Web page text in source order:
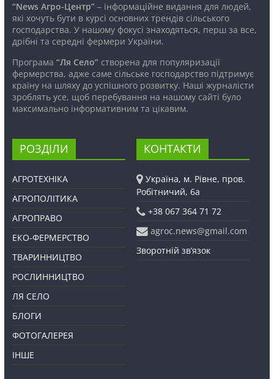
“News Агро-Центр”– інформаційне видання для людей,
які хочуть бути в курсі основних трендів сільського
господарства. У нашому фокусі знаходяться, перш за все,
дрібні та середні фермери України.
Програма “Ля Село”створена для популяризації
фермерства, адже саме сільське господарство підтримує
країну на шляху до успішного розвитку. Наші журналісти
зроблять усе, щоб перебування на нашому сайті було
максимально інформативним та цікавим.
РОЗДІЛИ
АГРОТЕХНІКА
АГРОПОЛІТИКА
АГРОПРАВО
ЕКО-ФЕРМЕРСТВО
ТВАРИННИЦТВО
РОСЛИННИЦТВО
ЛЯ СЕЛО
БЛОГИ
ФОТОГАЛЕРЕЯ
ІНШЕ
КОНТАКТИ
Україна, м. Рівне, пров.
Робітничий, 6а
+38 067 364 71 72
agroc.news@gmail.com
Зворотній зв’язок